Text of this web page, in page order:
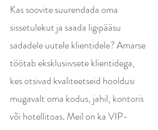
Kas soovite suurendada oma
sissetulekut ja saada ligipääsu
sadadele uutele klientidele? Amarse
töötab eksklusiivsete klientidega,
kes otsivad kvaliteetseid hooldusi
mugavalt oma kodus, jahil, kontoris
või hotellitoas. Meil on ka VIP-